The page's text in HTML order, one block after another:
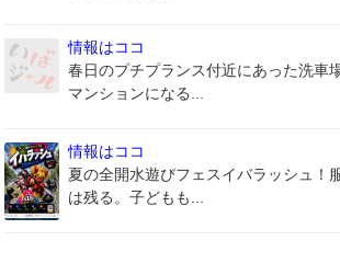
情報はココ
春日のプチプランス付近にあった洗車
マンションになる...
情報はココ
夏の全開水遊びフェスイバラッシュ！
は残る。子どもも...